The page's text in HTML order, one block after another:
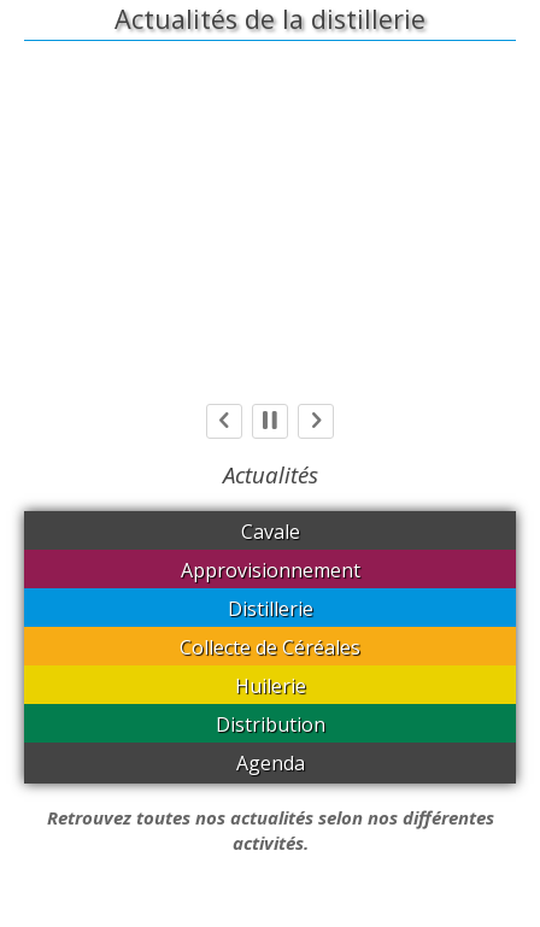
Actualités de la distillerie
Actualités
Cavale
Approvisionnement
Distillerie
Collecte de Céréales
Huilerie
Distribution
Agenda
Retrouvez toutes nos actualités selon nos différentes
activités.